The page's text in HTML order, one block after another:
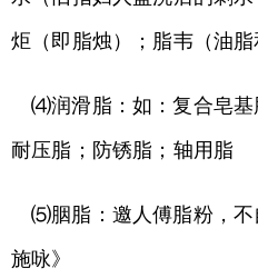
炬（即脂烛）；脂韦（油脂
⑷润滑脂：如：复合皂基
耐压脂；防锈脂；轴用脂
⑸胭脂：邀人傅脂粉，
施咏》